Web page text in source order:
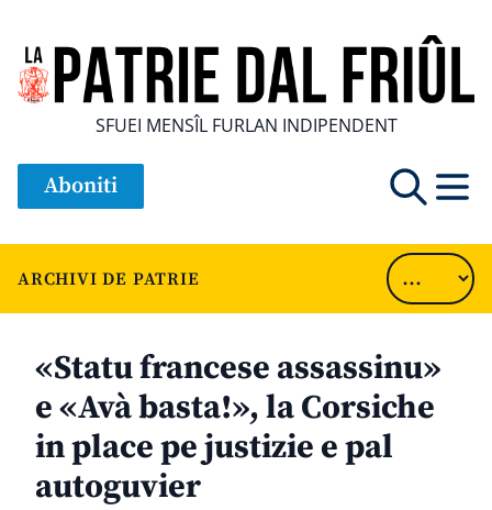
SFUEI MENSÎL FURLAN INDIPENDENT
Aboniti
ARCHIVI DE PATRIE
«Statu francese assassinu»
e «Avà basta!», la Corsiche
in place pe justizie e pal
autoguvier